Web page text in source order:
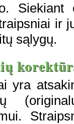
ir
sąlygų.
yra